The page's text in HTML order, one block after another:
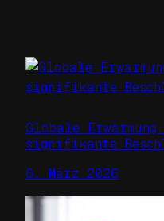
Globale
signifikante
6. März 2026